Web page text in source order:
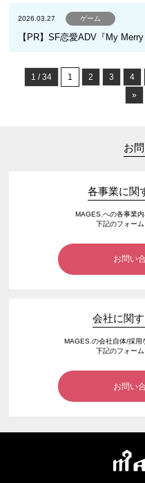
2026.03.27 ゲーム
【PR】SF恋愛ADV『My
1 / 34 1 2 3 4
»
お
各事業に関
MAGES.への各事業内
下記のフォーム
お問い
会社に関
MAGES.の会社自体/採用
下記のフォーム
お問い